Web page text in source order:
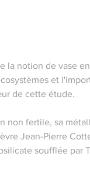
la notion de vase
et
de cette étude.
non fertile, sa
Jean-Pierre
soufflée par